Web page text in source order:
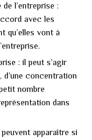
l’entreprise :
avec les
qu’elles vont à
: il peut s’agir
d’une concentration
nombre
dans
apparaître si